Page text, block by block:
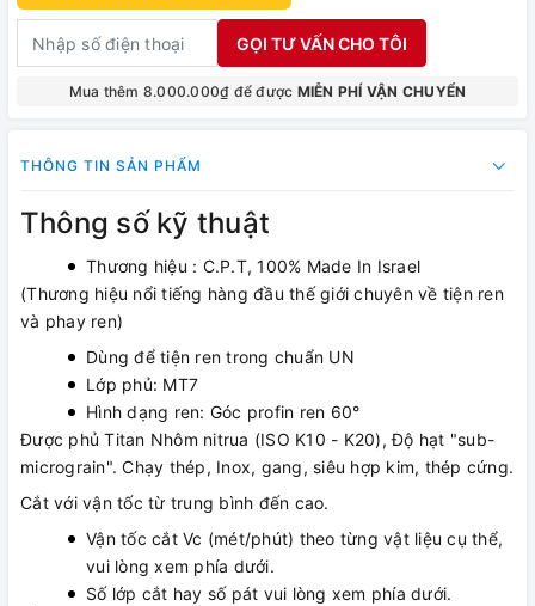
GỌI TƯ VẤN CHO TÔI
Mua thêm 8.000.000₫ để được MIỄN PHÍ VẬN CHUYỂN
THÔNG TIN SẢN PHẨM
Thông số kỹ thuật
Thương hiệu : C.P.T, 100% Made In Israel
(Thương hiệu nổi tiếng hàng đầu thế giới chuyên về tiện ren
và phay ren)
Dùng để tiện ren trong chuẩn UN
Lớp phủ: MT7
Hình dạng ren: Góc profin ren 60°
Được phủ Titan Nhôm nitrua (ISO K10 - K20), Độ hạt "sub-
micrograin". Chạy thép, Inox, gang, siêu hợp kim, thép cứng.
Cắt với vận tốc từ trung bình đến cao.
Vận tốc cắt Vc (mét/phút) theo từng vật liệu cụ thể,
vui lòng xem phía dưới.
Số lớp cắt hay số pát vui lòng xem phía dưới.